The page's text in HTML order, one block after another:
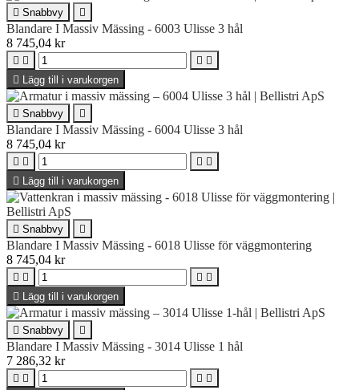
 Snabbvy 
Blandare I Massiv Mässing - 6003 Ulisse 3 hål
8 745,04 kr
   
 Lägg till i varukorgen
 Snabbvy 
Blandare I Massiv Mässing - 6004 Ulisse 3 hål
8 745,04 kr
   
 Lägg till i varukorgen
 Snabbvy 
Blandare I Massiv Mässing - 6018 Ulisse för väggmontering
8 745,04 kr
   
 Lägg till i varukorgen
 Snabbvy 
Blandare I Massiv Mässing - 3014 Ulisse 1 hål
7 286,32 kr
   